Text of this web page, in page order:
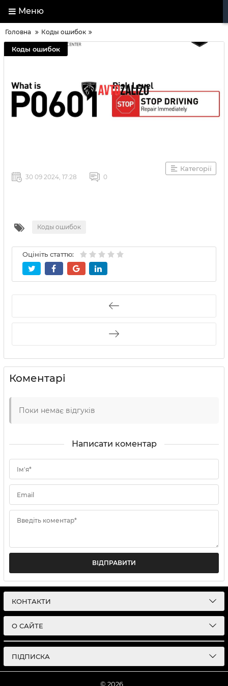
Меню
Головна Коды ошибок
Коды ошибок
Категорії
30 09 2024, 17:28 0
Коды ошибок
Оцініть статтю:
Коментарі
Поки немає відгуків
Написати коментар
Ім'я*
Email
Введіть коментар*
ВІДПРАВИТИ
КОНТАКТИ
О САЙТЕ
ПІДПИСКА
© 2026